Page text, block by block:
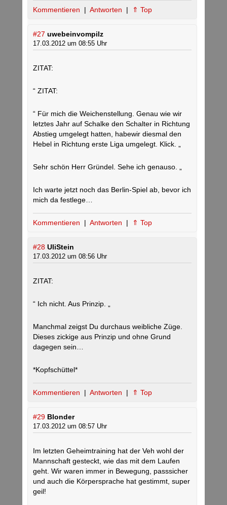
Kommentieren | Antworten | ⇑ Top
#27 uwebeinvompilz
17.03.2012 um 08:55 Uhr
ZITAT:
“ ZITAT:
“ Für mich die Weichenstellung. Genau wie wir
letztes Jahr auf Schalke den Schalter in Richtung
Abstieg umgelegt hatten, habewir diesmal den
Hebel in Richtung erste Liga umgelegt. Klick. „
Sehr schön Herr Gründel. Sehe ich genauso. „
Ich warte jetzt noch das Berlin-Spiel ab, bevor ich
mich da festlege…
Kommentieren | Antworten | ⇑ Top
#28 UliStein
17.03.2012 um 08:56 Uhr
ZITAT:
“ Ich nicht. Aus Prinzip. „
Manchmal zeigst Du durchaus weibliche Züge.
Dieses zickige aus Prinzip und ohne Grund
dagegen sein…
*Kopfschüttel*
Kommentieren | Antworten | ⇑ Top
#29 Blonder
17.03.2012 um 08:57 Uhr
Im letzten Geheimtraining hat der Veh wohl der
Mannschaft gesteckt, wie das mit dem Laufen
geht. Wir waren immer in Bewegung, passsicher
und auch die Körpersprache hat gestimmt, super
geil!